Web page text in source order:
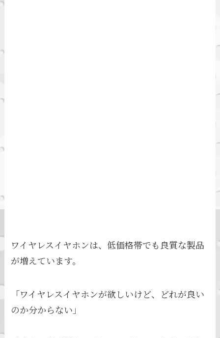
ワイヤレスイヤホンは、低価格帯でも良質な製品
が増えています。
「ワイヤレスイヤホンが欲しいけど、どれが良い
のか分からない」